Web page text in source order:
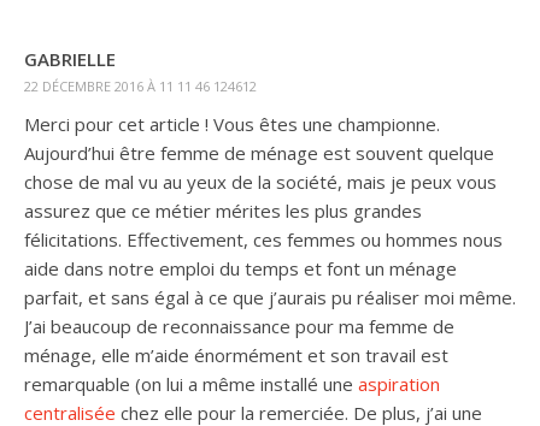
GABRIELLE
22 DÉCEMBRE 2016 À 11 11 46 124612
Merci pour cet article ! Vous êtes une championne.
Aujourd’hui être femme de ménage est souvent quelque
chose de mal vu au yeux de la société, mais je peux vous
assurez que ce métier mérites les plus grandes
félicitations. Effectivement, ces femmes ou hommes nous
aide dans notre emploi du temps et font un ménage
parfait, et sans égal à ce que j’aurais pu réaliser moi même.
J’ai beaucoup de reconnaissance pour ma femme de
ménage, elle m’aide énormément et son travail est
remarquable (on lui a même installé une aspiration
centralisée chez elle pour la remerciée. De plus, j’ai une